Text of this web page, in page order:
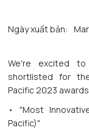
Ngày xuất bản:
We're excited to
shortlisted for
Pacific 2023
• "Most
Pacific)"